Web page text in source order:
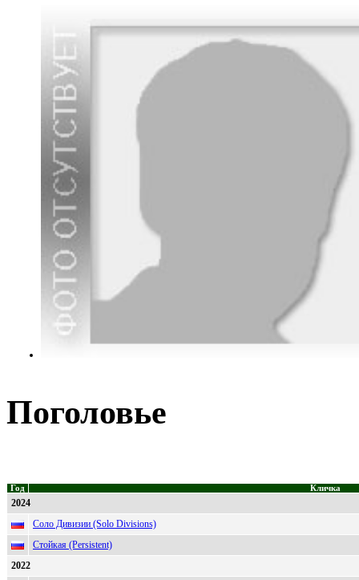
Поголовье
Год Кличка
2024
Соло Дивизии (Solo Divisions)
Стойкая (Persistent)
2022